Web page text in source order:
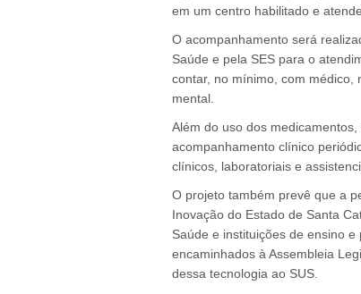
em um centro habilitado e
O acompanhamento será
Saúde e pela SES para o
contar, no mínimo, com médico,
mental.
Além do uso dos
acompanhamento clínico
clínicos, laboratoriais e
O projeto também prevê que a
Inovação do Estado de Santa
Saúde e instituições de ensino
encaminhados à Assembleia
dessa tecnologia ao SUS.